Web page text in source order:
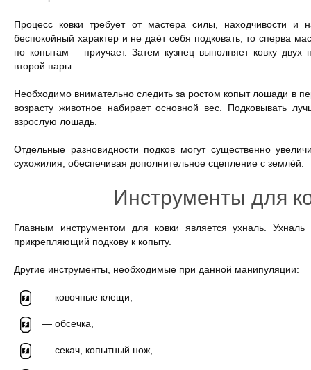
Процесс ковки требует от мастера силы, находчивости и
беспокойный характер и не даёт себя подковать, то сперва
по копытам – приучает. Затем кузнец выполняет ковку
второй пары.
Необходимо внимательно следить за ростом копыт лошади в
возрасту животное набирает основной вес. Подковывать
взрослую лошадь.
Отдельные разновидности подков могут существенно
сухожилия, обеспечивая дополнительное сцепление с землёй.
Инструменты для
Главным инструментом для ковки является ухналь. Ухналь
прикрепляющий подкову к копыту.
Другие инструменты, необходимые при данной манипуляции:
— ковочные клещи,
— обсечка,
— секач, копытный нож,